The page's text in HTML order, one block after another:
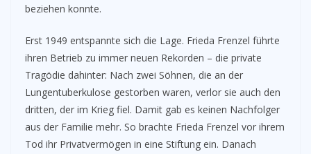
beziehen konnte.
Erst 1949 entspannte sich die Lage. Frieda Frenzel führte
ihren Betrieb zu immer neuen Rekorden – die private
Tragödie dahinter: Nach zwei Söhnen, die an der
Lungentuberkulose gestorben waren, verlor sie auch den
dritten, der im Krieg fiel. Damit gab es keinen Nachfolger
aus der Familie mehr. So brachte Frieda Frenzel vor ihrem
Tod ihr Privatvermögen in eine Stiftung ein. Danach